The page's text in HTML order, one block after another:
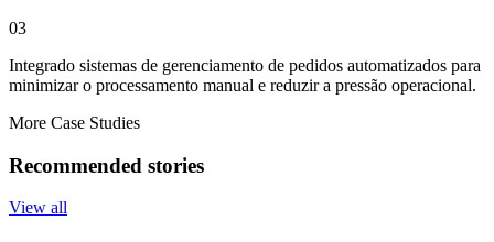
03
Integrado sistemas de gerenciamento de pedidos automatizados para
minimizar o processamento manual e reduzir a pressão operacional.
More Case Studies
Recommended stories
View all